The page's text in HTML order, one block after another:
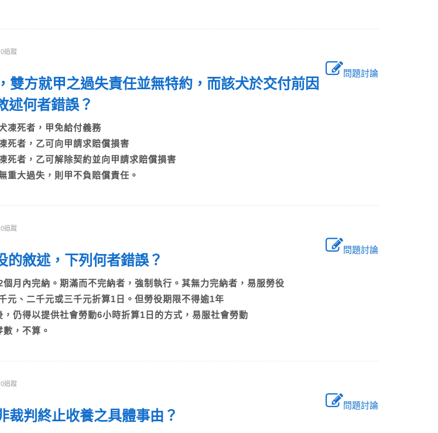
0追蹤
問題討論
雙方就甲之過失責任並無特約，而該犬於交付前因
述何者錯誤？
凍死者，甲免給付義務
死者，乙可向甲請求賠償損害
死者，乙可解除契約並向甲請求賠償損害
重大過失，則甲不負賠償責任。
0追蹤
問題討論
的敘述，下列何者錯誤？
月內完納。期滿而不完納者，強制執行。其無力完納者，易服勞役
元、二千元或三千元折算1日。但勞役期限不得逾1年
仍得以提供社會勞動6小時折算1日的方式，易服社會勞動
，不算。
0追蹤
問題討論
裁判終止收養之具體事由？